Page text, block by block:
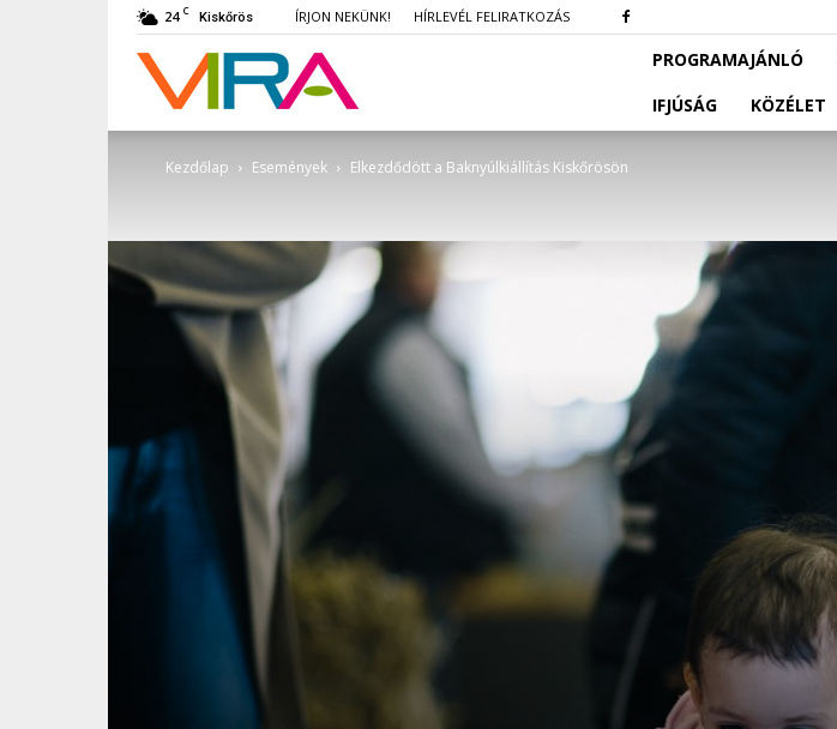
24 C Kiskőrös ÍRJON NEKÜNK! HÍRLEVÉL FELIRATKOZÁS
VIRA PROGRAMAJÁNLÓ
IFJÚSÁG
KÖZÉLET
Kezdőlap Események Elkezdődött a Baknyúlkiállítás Kiskőrösön